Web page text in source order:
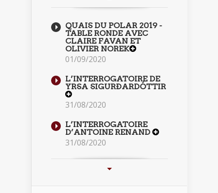
QUAIS DU POLAR 2019 -
TABLE RONDE AVEC
CLAIRE FAVAN ET
OLIVIER NOREK
01/09/2020
L’INTERROGATOIRE DE
YRSA SIGURÐARDÓTTIR
31/08/2020
L’INTERROGATOIRE
D’ANTOINE RENAND
31/08/2020